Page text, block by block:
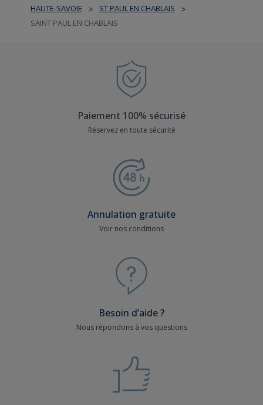
HAUTE-SAVOIE > ST PAUL EN CHABLAIS >
SAINT PAUL EN CHABLAIS
Paiement 100% sécurisé
Réservez en toute sécurité
Annulation gratuite
Voir nos conditions
Besoin d’aide ?
Nous répondons à vos questions